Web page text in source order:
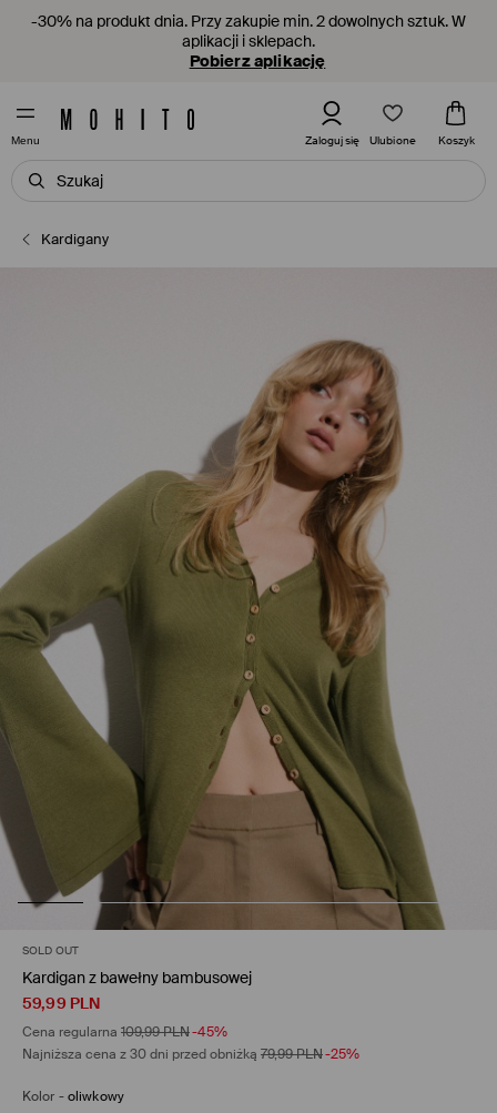
-30% na produkt dnia. Przy zakupie min. 2 dowolnych sztuk. W
aplikacji i sklepach.
Pobierz aplikację
Menu Zaloguj się Ulubione Koszyk
Kardigany
SOLD OUT
Kardigan z bawełny bambusowej
59,99 PLN
Cena regularna 109,99PLN-45%
Najniższa cena z 30 dni przed obniżką 79,99PLN-25%
Kolor -oliwkowy